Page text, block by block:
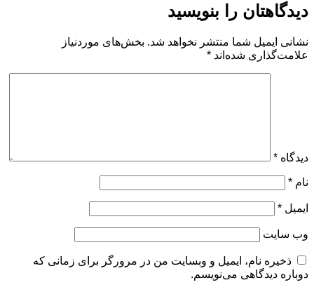
دیدگاهتان را بنویسید
نشانی ایمیل شما منتشر نخواهد شد. بخش‌های موردنیاز
علامت‌گذاری شده‌اند *
دیدگاه *
نام *
ایمیل *
وب‌ سایت
ذخیره نام، ایمیل و وبسایت من در مرورگر برای زمانی که
دوباره دیدگاهی می‌نویسم.